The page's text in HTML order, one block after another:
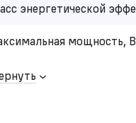
энергетической
мощность,